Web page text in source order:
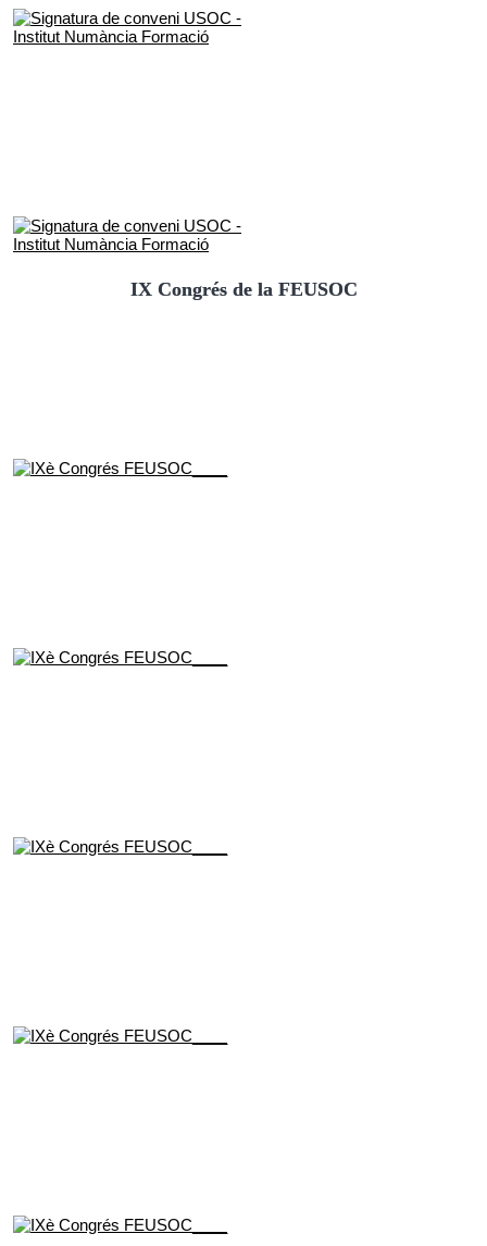
IX Congrés de la FEUSOC